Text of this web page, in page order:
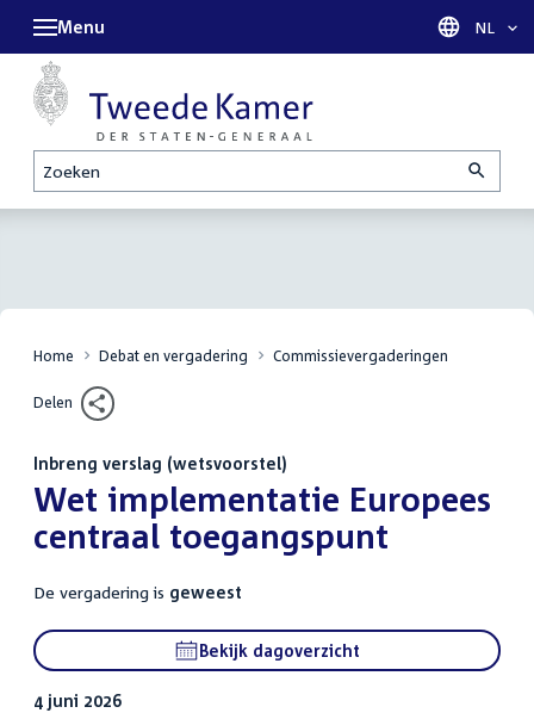
Zoeken
Menu Taal
NL
Home Debat en vergadering Commissievergaderingen
Delen
Inbreng verslag (wetsvoorstel)
:Wet implementatie Europees
centraal toegangspunt
De vergadering is geweest
Bekijk dagoverzicht
4 juni 2026